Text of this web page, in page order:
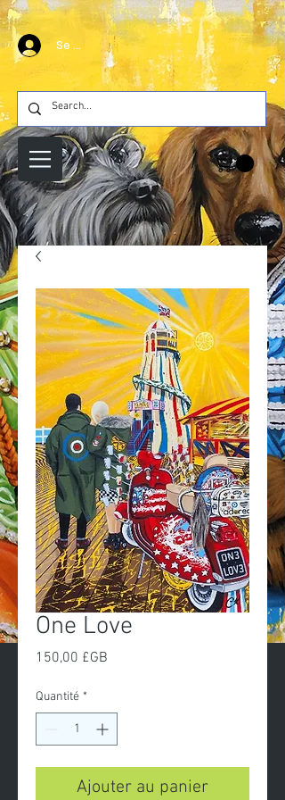
Se connecter
One Love
150,00 £GB
Quantité *
Ajouter au panier